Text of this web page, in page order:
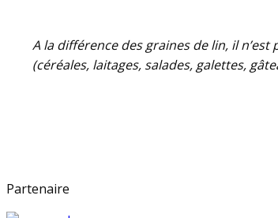
A la différence des graines de lin, il
(céréales, laitages, salades, galettes,
Partenaire